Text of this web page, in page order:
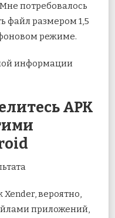
потребовалось
файл размером 1,5
режиме.
информации
APK
вероятно,
приложений,